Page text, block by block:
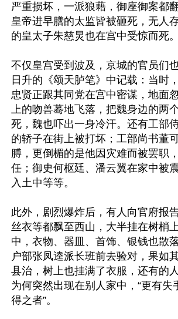
严重损坏，一派狼藉，御座御案都
皇帝进早膳的太监皆被砸死，无人
的皇太子朱慈炅也在宫中受惊而死。
不仅皇宫受到波及，京城的官员们
日升的《颂天胪笔》中记载：当时
忠贤正跟其同党在宫中密谋，地面
上的吻兽蓦地飞落，把魏身边的两
死，魏也吓出一身冷汗。还有工部
的轿子在街上被打坏；工部尚书董
膊，更倒楣的是他因灾难而被罢职
任；御史何枢廷、潘云翼在家中被
入土中等等。
此外，剧烈爆炸后，有人向官府报
丝衣等都飘至西山，大半挂在树梢
中，衣物、器皿、首饰、银钱也散
户部张凤逵派长班前去验对，果如
县治，树上也挂满了衣服，还有的
为何突然出现在别人家中，“更有失
得之者”。